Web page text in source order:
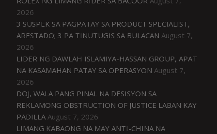
2026
3 SUSPEK SA PAGPATAY SA PRODUCT SPECIALIST,
ARESTADO; 3 PA TINUTUGIS SA BULACAN August 7,
2026
LIDER NG DAWLAH ISLAMIYA-HASSAN GROUP, APAT
NA KASAMAHAN PATAY SA OPERASYON August 7,
2026
DOJ, WALA PANG PINAL NA DESISYON SA
REKLAMONG OBSTRUCTION OF JUSTICE LABAN KAY
PADILLA August 7, 2026
LIMANG KABAONG NA MAY ANTI-CHINA NA